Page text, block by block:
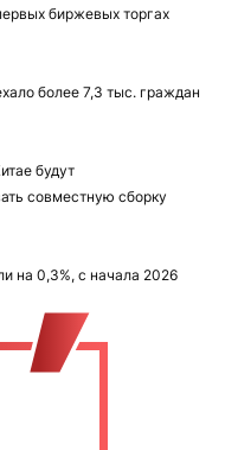
биржевых торгах
более 7,3 тыс. граждан
будут
совместную сборку
на 0,3%, с начала 2026